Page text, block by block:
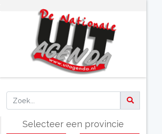
Selecteer een provincie